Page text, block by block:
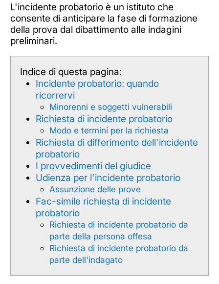
L'incidente probatorio è un istituto che
consente di anticipare la fase di formazione
della prova dal dibattimento alle indagini
preliminari.
Indice di questa pagina:
Incidente probatorio: quando
ricorrervi
Minorenni e soggetti vulnerabili
Richiesta di incidente probatorio
Modo e termini per la richiesta
Richiesta di differimento dell'incidente
probatorio
I provvedimenti del giudice
Udienza per l'incidente probatorio
Assunzione delle prove
Fac-simile richiesta di incidente
probatorio
Richiesta di incidente probatorio da
parte della persona offesa
Richiesta di incidente probatorio da
parte dell'indagato